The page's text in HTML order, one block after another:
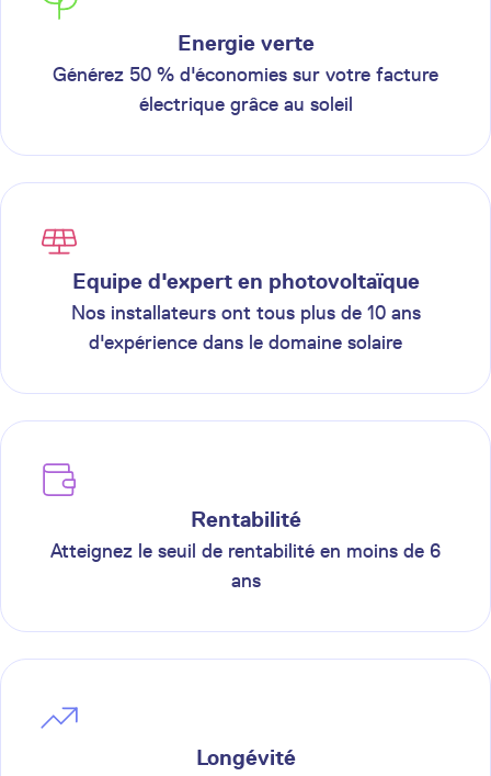
Energie verte
Générez 50 % d'économies sur votre facture
électrique grâce au soleil
Equipe d'expert en photovoltaïque
Nos installateurs ont tous plus de 10 ans
d'expérience dans le domaine solaire
Rentabilité
Atteignez le seuil de rentabilité en moins de 6
ans
Longévité